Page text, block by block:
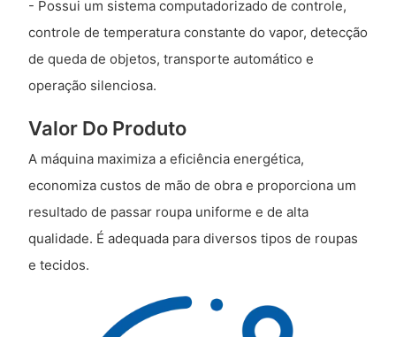
- Possui um sistema computadorizado de controle,
controle de temperatura constante do vapor, detecção
de queda de objetos, transporte automático e
operação silenciosa.
Valor Do Produto
A máquina maximiza a eficiência energética,
economiza custos de mão de obra e proporciona um
resultado de passar roupa uniforme e de alta
qualidade. É adequada para diversos tipos de roupas
e tecidos.